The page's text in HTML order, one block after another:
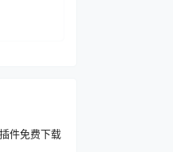
件免费下载